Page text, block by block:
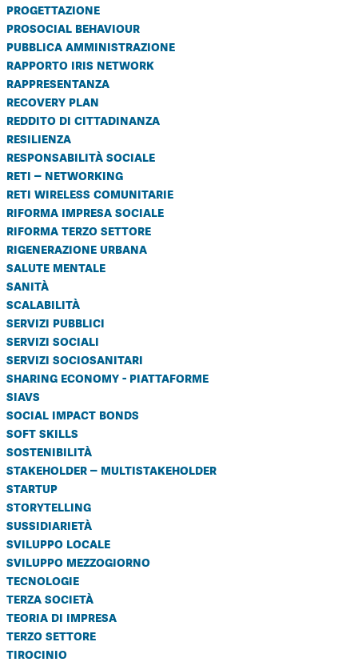
progettazione
prosocial behaviour
pubblica amministrazione
rapporto iris network
rappresentanza
recovery plan
reddito di cittadinanza
resilienza
responsabilità sociale
reti – networking
reti wireless comunitarie
riforma impresa sociale
riforma terzo settore
rigenerazione urbana
salute mentale
sanità
scalabilità
servizi pubblici
servizi sociali
servizi sociosanitari
sharing economy - piattaforme
siavs
social impact bonds
soft skills
sostenibilità
stakeholder – multistakeholder
startup
storytelling
sussidiarietà
sviluppo locale
sviluppo mezzogiorno
tecnologie
terza società
teoria di impresa
terzo settore
tirocinio